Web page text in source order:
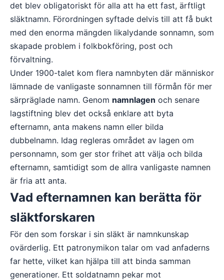
det blev obligatoriskt för alla att ha ett fast, ärftligt
släktnamn. Förordningen syftade delvis till att få bukt
med den enorma mängden likalydande sonnamn, som
skapade problem i folkbokföring, post och
förvaltning.
Under 1900-talet kom flera namnbyten där människor
lämnade de vanligaste sonnamnen till förmån för mer
särpräglade namn. Genom namnlagen och senare
lagstiftning blev det också enklare att byta
efternamn, anta makens namn eller bilda
dubbelnamn. Idag regleras området av lagen om
personnamn, som ger stor frihet att välja och bilda
efternamn, samtidigt som de allra vanligaste namnen
är fria att anta.
Vad efternamnen kan berätta för
släktforskaren
För den som forskar i sin släkt är namnkunskap
ovärderlig. Ett patronymikon talar om vad anfaderns
far hette, vilket kan hjälpa till att binda samman
generationer. Ett soldatnamn pekar mot